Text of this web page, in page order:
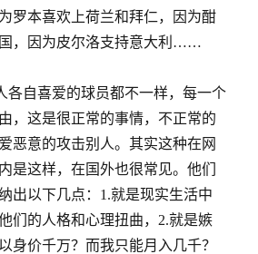
罗本喜欢上荷兰和拜仁，因为酣
，因为皮尔洛支持意大利……
各自喜爱的球员都不一样，每一个
，这是很正常的事情，不正常的
恶意的攻击别人。其实这种在网
是这样，在国外也很常见。他们
出以下几点：1.就是现实生活中
们的人格和心理扭曲，2.就是嫉
身价千万？而我只能月入几千？